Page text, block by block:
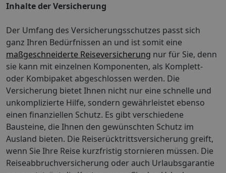
Inhalte der Versicherung
Der Umfang des Versicherungsschutzes passt sich
ganz Ihren Bedürfnissen an und ist somit eine
maßgeschneiderte Reiseversicherung nur für Sie, denn
sie kann mit einzelnen Komponenten, als Komplett-
oder Kombipaket abgeschlossen werden. Die
Versicherung bietet Ihnen nicht nur eine schnelle und
unkomplizierte Hilfe, sondern gewährleistet ebenso
einen finanziellen Schutz. Es gibt verschiedene
Bausteine, die Ihnen den gewünschten Schutz im
Ausland bieten. Die Reiserücktrittsversicherung greift,
wenn Sie Ihre Reise kurzfristig stornieren müssen. Die
Reiseabbruchversicherung oder auch Urlaubsgarantie